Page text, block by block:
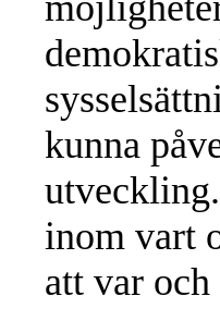
kunna
inom vart
att var